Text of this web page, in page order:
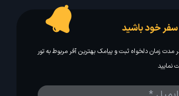
خود باشید
زمان دلخواه ثبت و پیامک بهترین آفر مربوط به تور
نمایید